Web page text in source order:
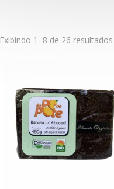
Exibindo 1–8 de 26 resultados